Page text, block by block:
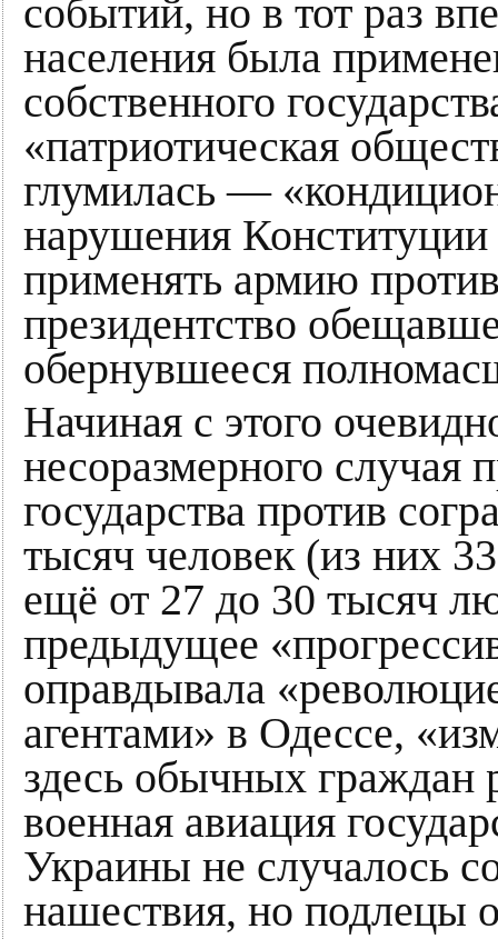
событий, но в тот раз
населения была
собственного
«патриотическая
глумилась —
нарушения
применять армию
президентство
обернувшееся
Начиная с этого
несоразмерного случая
государства против
тысяч человек (из них
ещё от 27 до 30 тысяч
предыдущее
оправдывала
агентами» в Одессе,
здесь обычных граждан
военная авиация
Украины не случалось
нашествия, но подлецы